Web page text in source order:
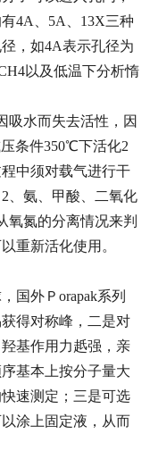
4A、5A、13X三种
，如4A表示孔径为
以及低温下分析惰
吸水而失去活性，因
条件350℃下活化2
中须对载气进行干
、氨、甲酸、二氧化
氧氮的分离情况来判
重新活化使用。
国外Ｐorapak系列
得对称峰，二是对
基作用力赿强，亲
基本上按分子量大
速测定；三是可选
涂上固定液，从而